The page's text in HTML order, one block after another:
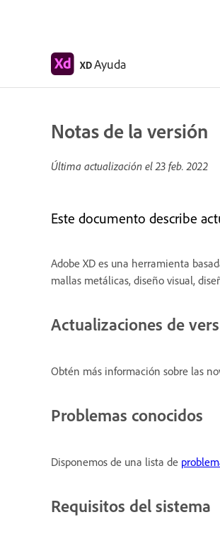
XDAyuda
Notas de la versión
Última actualización el23 feb. 2022
Este documento describe
Adobe XD es una herramienta
mallas metálicas, diseño visual,
Actualizaciones de
Obtén más información sobre las
Problemas conocidos
Disponemos de una lista de
Requisitos del sistema